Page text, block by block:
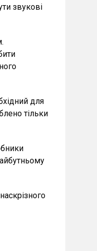
звукові
для
тільки